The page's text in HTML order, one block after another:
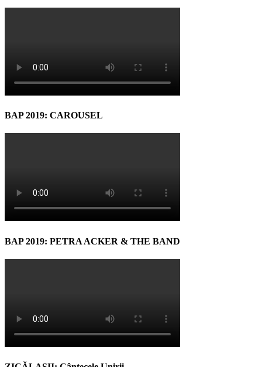
BAP 2019: CAROUSEL
BAP 2019: PETRA ACKER & THE BAND